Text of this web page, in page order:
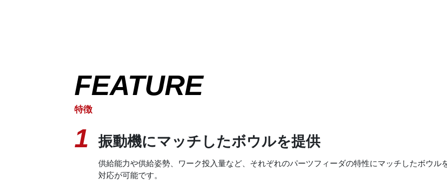
FEATURE
特徴
1 振動機にマッチしたボウルを提供
供給能力や供給姿勢、ワーク投入量など、それぞれのパーツフィーダの特性にマッチしたボウ
対応が可能です。